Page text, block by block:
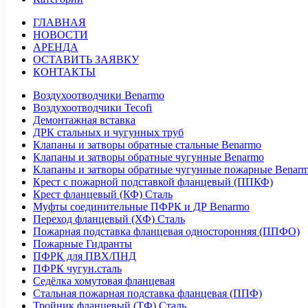
ГЛАВНАЯ
НОВОСТИ
АРЕНДА
ОСТАВИТЬ ЗАЯВКУ
КОНТАКТЫ
Воздухоотводчики Benarmo
Воздухоотводчики Tecofi
Демонтажная вставка
ДРК стальных и чугунных труб
Клапаны и затворы обратные стальные Benarmo
Клапаны и затворы обратные чугунные Benarmo
Клапаны и затворы обратные чугунные пожарные
Крест с пожарной подставкой фланцевый (ППКФ)
Крест фланцевый (КФ) Сталь
Муфты соединительные ПФРК и ДР Benarmo
Переход фланцевый (ХФ) Сталь
Пожарная подставка фланцевая односторонняя (ППФО)
Пожарные Гидранты
ПФРК для ПВХ/ПНД
ПФРК чугун.сталь
Седёлка хомутовая фланцевая
Стальная пожарная подставка фланцевая (ППФ)
Тройник фланцевый (ТФ) Сталь